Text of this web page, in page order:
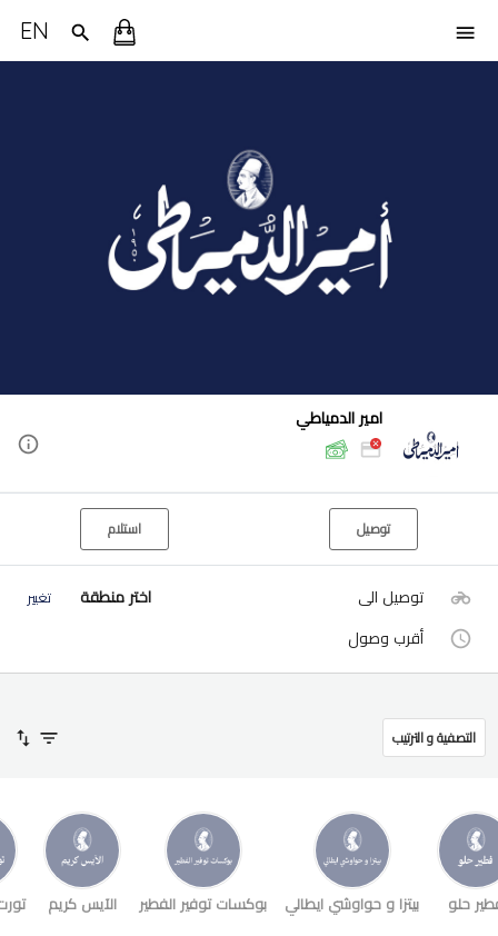
EN
امير الدمياطي
توصيل استلام
توصيل الى اختر منطقة تغيير
أقرب وصول
التصفية و الترتيب
حلو بيتزا و حواوشي ايطالي بوكسات توفير الفطير الآيس كريم